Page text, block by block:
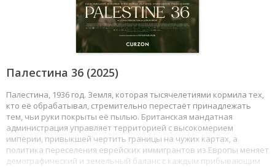
Палестина 36 (2025)
Палестина, 1936 год. Земля, которая тысячелетиями кормила тех,
кто её обрабатывал, стремительно перестаёт принадлежать
тем, чьи руки покрыты её пылью. Британская мандатная
администрация управляет территорией с высокомерием
империи, привыкшей чертить границы на чужих картах, а
политика переселения еврейских иммигрантов из Европы меняет
демографический и земельный баланс с каждым прибывающим